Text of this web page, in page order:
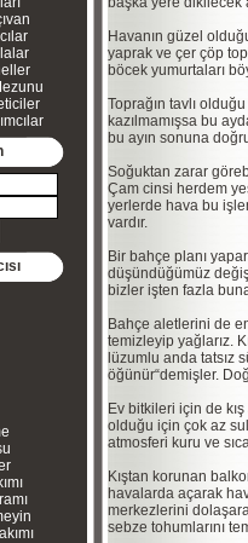
Havanın güzel
yaprak ve çer çöp
böcek yumurtaları
Toprağın tavlı
kazılmamışsa bu
bu ayın sonuna
Soğuktan zarar
Çam cinsi herdem
yerlerde hava bu
vardır.
Bir bahçe planı
düşündüğümüz
bizler işten fazla
Bahçe aletlerini de
temizleyip yağlarız.
lüzumlu anda tatsız
öğünür“demişler.
Ev bitkileri için de
olduğu için çok az
atmosferi kuru ve
Kıştan korunan
havalarda açarak
merkezlerini
sebze tohumlarını